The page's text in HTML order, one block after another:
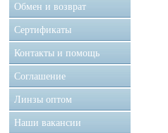
Обмен и возврат
Сертификаты
Контакты и помощь
Соглашение
Линзы оптом
Наши вакансии